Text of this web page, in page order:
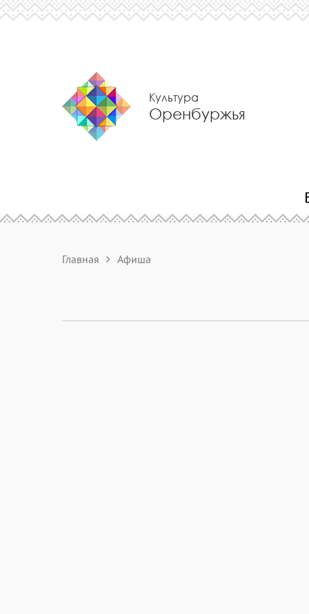
Культура
Оренбуржья
Главная Афиша